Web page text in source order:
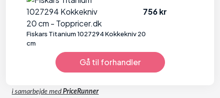
Fiskars Titanium 1027294 Kokkekniv 20
cm
756 kr
Gå til forhandler
i samarbejde med PriceRunner